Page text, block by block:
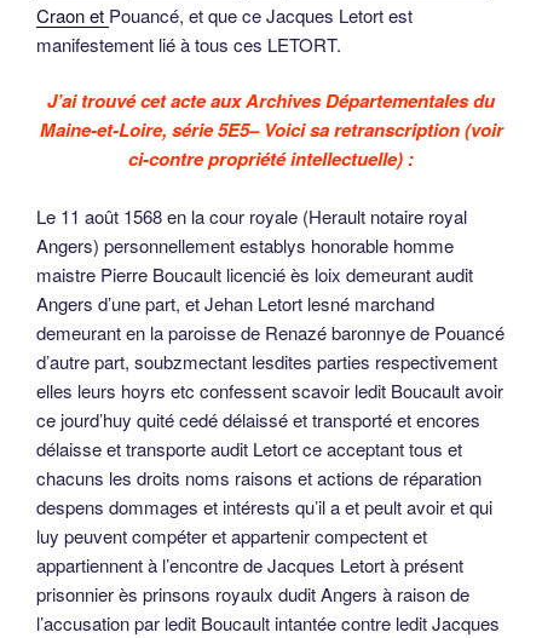
Craon et Pouancé, et que ce Jacques Letort est
manifestement lié à tous ces LETORT.
J’ai trouvé cet acte aux Archives Départementales du
Maine-et-Loire, série 5E5– Voici sa retranscription (voir
ci-contre propriété intellectuelle) :
Le 11 août 1568 en la cour royale (Herault notaire royal
Angers) personnellement establys honorable homme
maistre Pierre Boucault licencié ès loix demeurant audit
Angers d’une part, et Jehan Letort lesné marchand
demeurant en la paroisse de Renazé baronnye de Pouancé
d’autre part, soubzmectant lesdites parties respectivement
elles leurs hoyrs etc confessent scavoir ledit Boucault avoir
ce jourd’huy quité cedé délaissé et transporté et encores
délaisse et transporte audit Letort ce acceptant tous et
chacuns les droits noms raisons et actions de réparation
despens dommages et intérests qu’il a et peult avoir et qui
luy peuvent compéter et appartenir compectent et
appartiennent à l’encontre de Jacques Letort à présent
prisonnier ès prinsons royaulx dudit Angers à raison de
l’accusation par ledit Boucault intantée contre ledit Jacques